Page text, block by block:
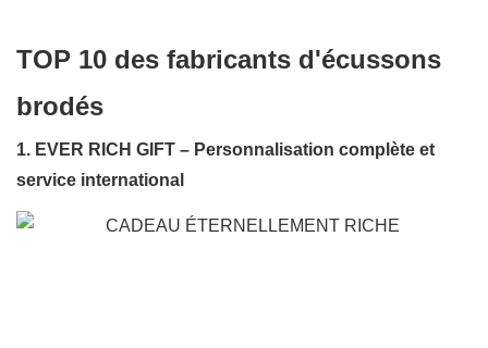
TOP 10 des fabricants d'écussons
brodés
1. EVER RICH GIFT – Personnalisation complète et
service international